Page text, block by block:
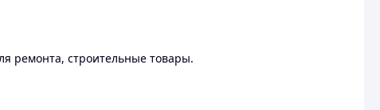
ремонта, строительные товары.